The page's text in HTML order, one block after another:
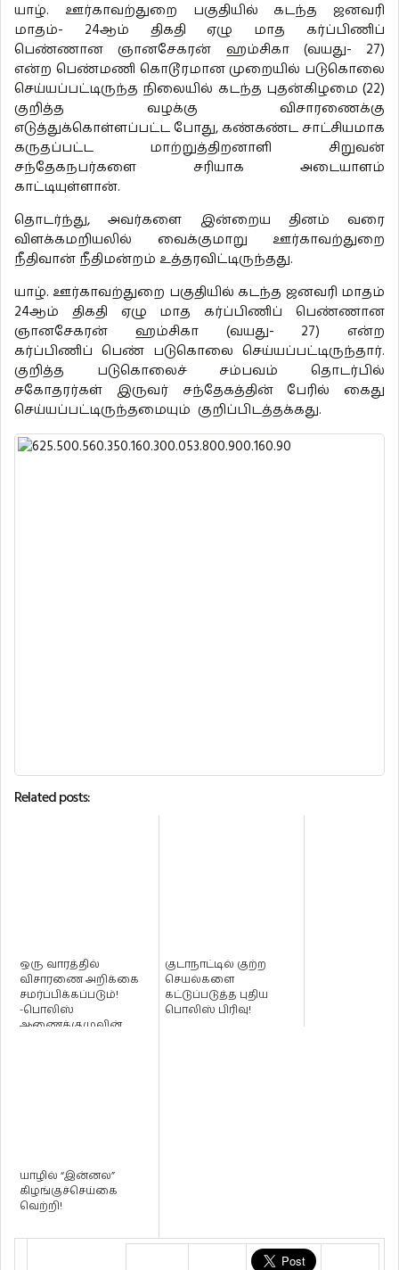
யாழ். ஊர்காவற்துறை பகுதியில் கடந்த ஜனவரி
மாதம்- 24ஆம் திகதி ஏழு மாத கர்ப்பிணிப்
பெண்ணான ஞானசேகரன் ஹம்சிகா (வயது- 27)
என்ற பெண்மணி கொடூரமான முறையில் படுகொலை
செய்யப்பட்டிருந்த நிலையில் கடந்த புதன்கிழமை (22)
குறித்த வழக்கு விசாரணைக்கு
எடுத்துக்கொள்ளப்பட்ட போது, கண்கண்ட சாட்சியமாக
கருதப்பட்ட மாற்றுத்திறனாளி சிறுவன்
சந்தேகநபர்களை சரியாக அடையாளம்
காட்டியுள்ளான்.
தொடர்ந்து, அவர்களை இன்றைய தினம் வரை
விளக்கமறியலில் வைக்குமாறு ஊர்காவற்துறை
நீதிவான் நீதிமன்றம் உத்தரவிட்டிருந்தது.
யாழ். ஊர்காவற்துறை பகுதியில் கடந்த ஜனவரி மாதம்
24ஆம் திகதி ஏழு மாத கர்ப்பிணிப் பெண்ணான
ஞானசேகரன் ஹம்சிகா (வயது- 27) என்ற
கர்ப்பிணிப் பெண் படுகொலை செய்யப்பட்டிருந்தார்.
குறித்த படுகொலைச் சம்பவம் தொடர்பில்
சகோதரர்கள் இருவர் சந்தேகத்தின் பேரில் கைது
செய்யப்பட்டிருந்தமையும் குறிப்பிடத்தக்கது.
Related posts:
ஒரு வாரத்தில்
விசாரணை அறிக்கை
சமர்ப்பிக்கப்படும்!
-பொலிஸ்
ஆணைக்குழுவின்
குடாநாட்டில் குற்ற
செயல்களை
கட்டுப்படுத்த புதிய
பொலிஸ் பிரிவு!
யாழில் “இன்னல”
கிழங்குச்செய்கை
வெற்றி!